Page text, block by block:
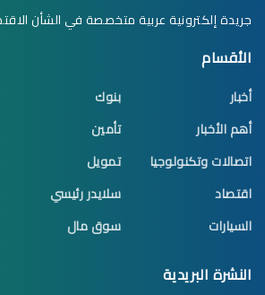
جريدة إلكترونية عربية متخصصة في الشأن
الأقسام
أخبار
أهم الأخبار
اتصالات وتكنولوجيا
اقتصاد
السيارات
بنوك
تأمين
تمويل
سلايدر رئيسي
سوق مال
النشرة البريدية